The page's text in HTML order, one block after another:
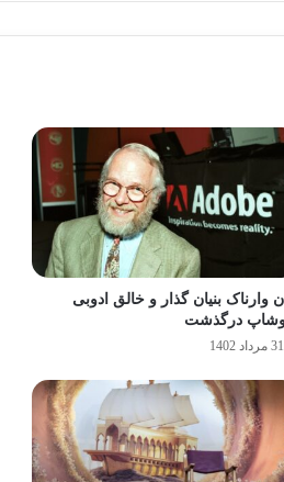
وارناک بنیان‌ گذار و خالق ادوبی
درگذشت
31 مرداد 1402